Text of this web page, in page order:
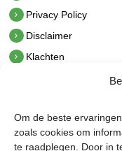
Om de beste
zoals cookies om
te raadplegen. Door in
Privacy Policy
Disclaimer
Klachten
hetindustriehuis B.V.
De Hoek 1 1601 MR
t.0228 53 00 40